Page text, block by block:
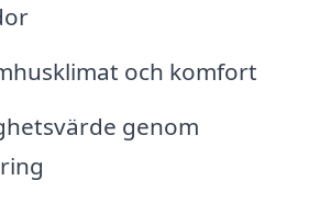
och komfort
genom